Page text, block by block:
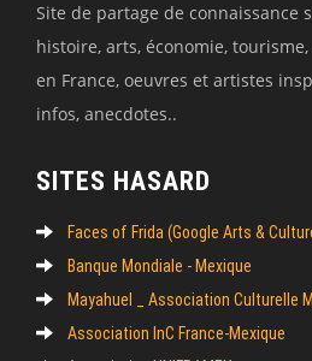
Site de partage de connaissance
histoire, arts, économie,
en France, oeuvres et artistes
infos, anecdotes..
SITES HASARD
Faces of Frida (Google Arts &
Banque Mondiale - Mexique
Mayahuel _ Association Culturelle
Association InC France-Mexique